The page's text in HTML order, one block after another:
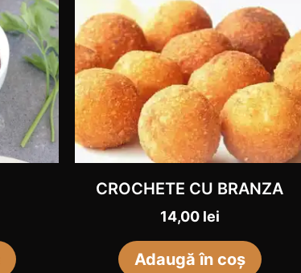
​CROCHETE CU BRANZA
14,00 lei
Adaugă în coș